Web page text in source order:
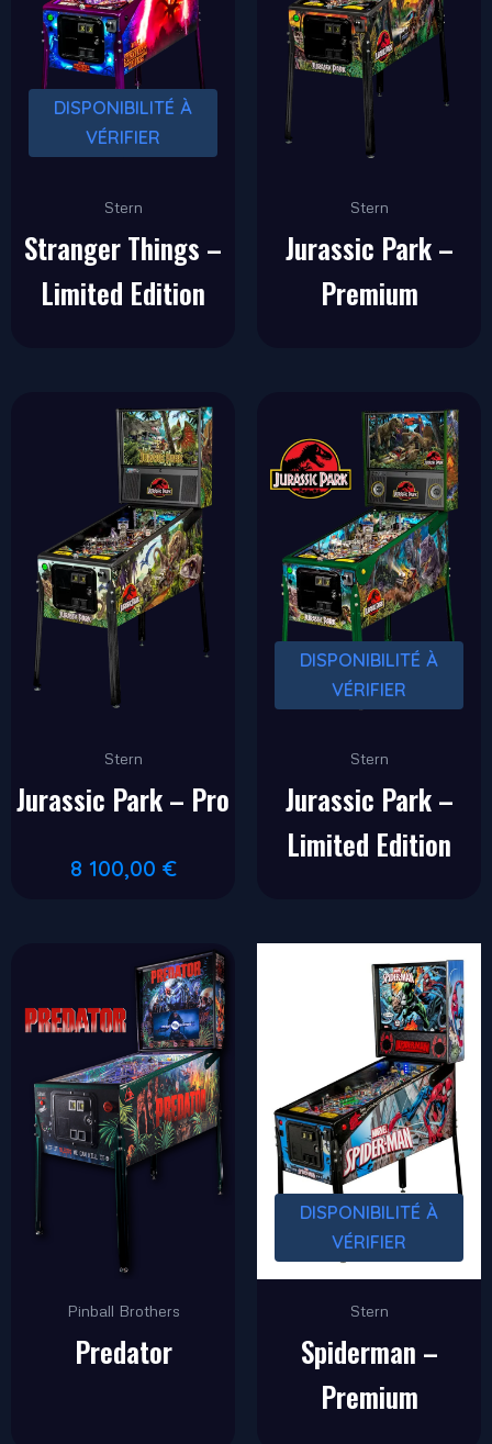
DISPONIBILITÉ À
VÉRIFIER
Stern
Stranger Things –
Limited Edition
Stern
Jurassic Park –
Premium
Stern
Jurassic Park – Pro
8 100,00 €
DISPONIBILITÉ À
VÉRIFIER
Stern
Jurassic Park –
Limited Edition
Pinball Brothers
Predator
DISPONIBILITÉ À
VÉRIFIER
Stern
Spiderman –
Premium